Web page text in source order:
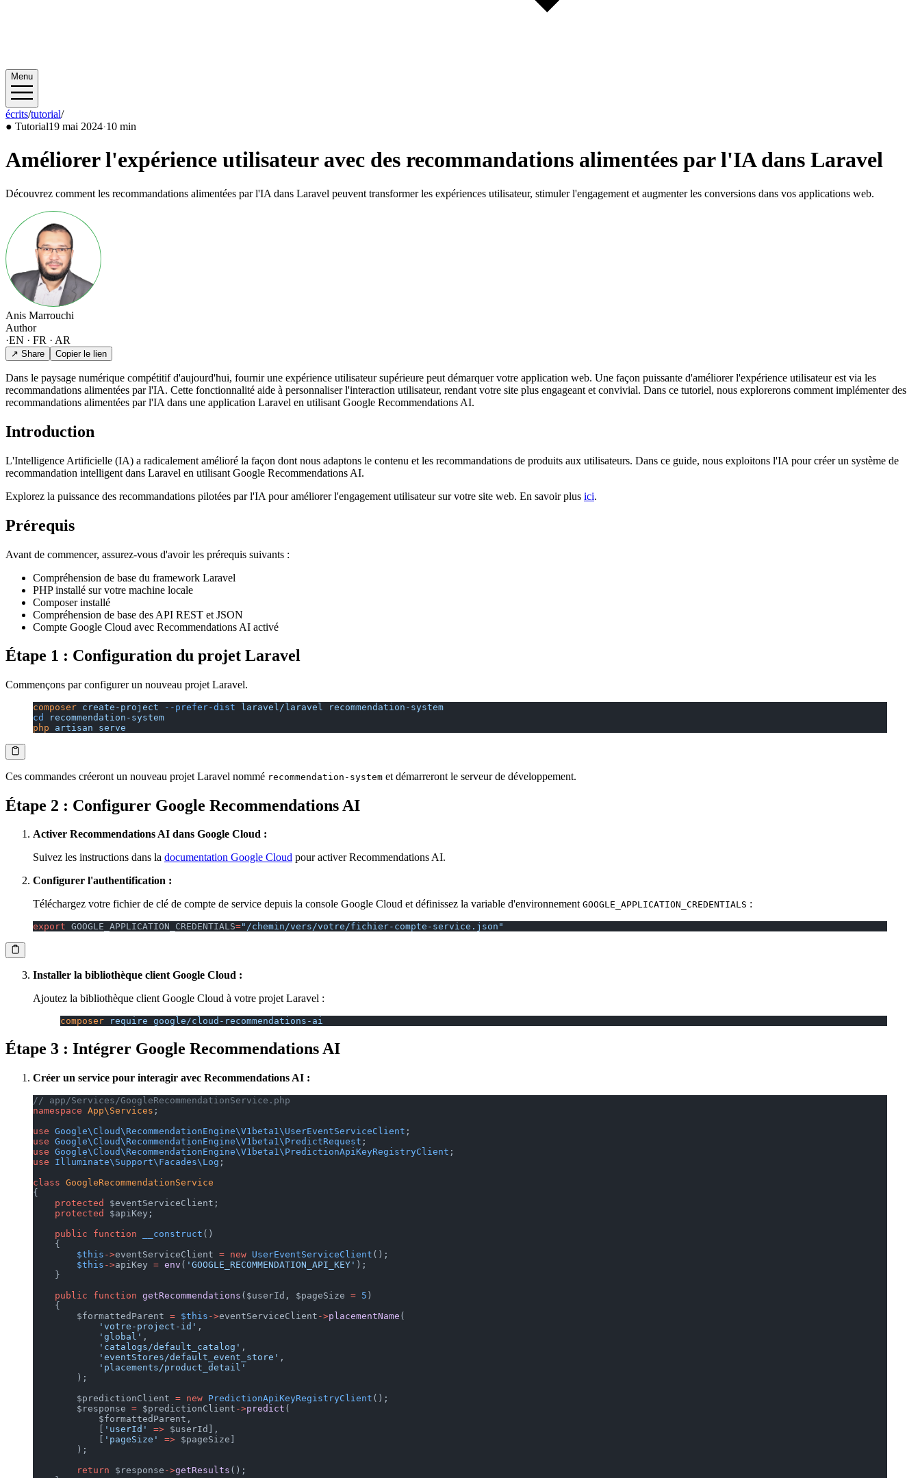
Menu
écrits/tutorial/2024/05
● Tutorial19 mai 2024·10 min
Améliorer l'expérience utilisateur avec des recommandations alimentées par l'IA dans Laravel
Découvrez comment les recommandations alimentées par l'IA dans Laravel peuvent transformer les expériences utilisateur, stimuler l'engagement et augmenter les conversions dans vos applications web.
Anis Marrouchi
Author
·EN · FR · AR
↗ Share Copier le lien
Dans le paysage numérique compétitif d'aujourd'hui, fournir une expérience utilisateur supérieure peut démarquer votre application web. Une façon puissante d'améliorer l'expérience utilisateur est via les
recommandations alimentées par l'IA. Cette fonctionnalité aide à personnaliser l'interaction utilisateur, rendant votre site plus engageant et convivial. Dans ce tutoriel, nous explorerons comment implémenter des
recommandations alimentées par l'IA dans une application Laravel en utilisant Google Recommendations AI.
Introduction
L'Intelligence Artificielle (IA) a radicalement amélioré la façon dont nous adaptons le contenu et les recommandations de produits aux utilisateurs. Dans ce guide, nous exploitons l'IA pour créer un système de
recommandation intelligent dans Laravel en utilisant Google Recommendations AI.
Explorez la puissance des recommandations pilotées par l'IA pour améliorer l'engagement utilisateur sur votre site web. En savoir plus ici.
Prérequis
Avant de commencer, assurez-vous d'avoir les prérequis suivants :
Compréhension de base du framework Laravel
PHP installé sur votre machine locale
Composer installé
Compréhension de base des API REST et JSON
Compte Google Cloud avec Recommendations AI activé
Étape 1 : Configuration du projet Laravel
Commençons par configurer un nouveau projet Laravel.
composer create-project --prefer-dist laravel/laravel recommendation-system
cd
recommendation-system
php artisan serve
Ces commandes créeront un nouveau projet Laravel nommé recommendation-system et démarreront le serveur de développement.
Étape 2 : Configurer Google Recommendations AI
Activer Recommendations AI dans Google Cloud :
Suivez les instructions dans la documentation Google Cloud pour activer Recommendations AI.
Configurer l'authentification :
Téléchargez votre fichier de clé de compte de service depuis la console Google Cloud et définissez la variable d'environnement GOOGLE_APPLICATION_CREDENTIALS :
export GOOGLE_APPLICATION_CREDENTIALS="/chemin/vers/votre/fichier-compte-service.json"
Installer la bibliothèque client Google Cloud :
Ajoutez la bibliothèque client Google Cloud à votre projet Laravel :
composer require google/cloud-recommendations-ai
Étape 3 : Intégrer Google Recommendations AI
Créer un service pour interagir avec Recommendations AI :
// app/Services/GoogleRecommendationService.php
namespace App\Services ;
use Google\Cloud\RecommendationEngine\V1beta1\UserEventServiceClient ;
use Google\Cloud\RecommendationEngine\V1beta1\PredictRequest ;
use Google\Cloud\RecommendationEngine\V1beta1\PredictionApiKeyRegistryClient ;
use Illuminate\Support\Facades\Log ;
class GoogleRecommendationService
{
    protected
$eventServiceClient;
    protected
$apiKey;
    public
function __construct ()
    {
        $this
->eventServiceClient = new UserEventServiceClient ();
        $this
->apiKey = env ( 'GOOGLE_RECOMMENDATION_API_KEY' );
    }
    public
function getRecommendations ($userId, $pageSize = 5 )
    {
        $formattedParent
= $this ->eventServiceClient ->placementName (
            'votre-project-id'
,
            'global'
,
            'catalogs/default_catalog'
,
            'eventStores/default_event_store'
,
            'placements/product_detail'
        );
        $predictionClient
= new PredictionApiKeyRegistryClient ();
        $response
= $predictionClient ->predict (
            $formattedParent,
            [
'userId' => $userId],
            [
'pageSize' => $pageSize]
        );
        return
$response ->getResults ();